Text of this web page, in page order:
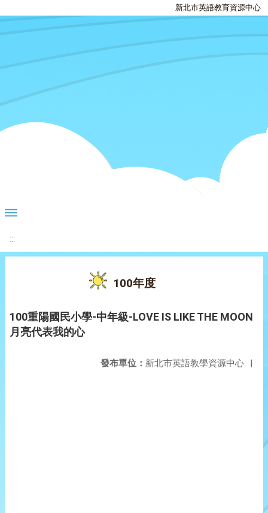
新北市英語教育資源中心
:::
100年度
100重陽國民小學-中年級-LOVE IS LIKE THE MOON
月亮代表我的心
發布單位： 新北市英語教學資源中心 |